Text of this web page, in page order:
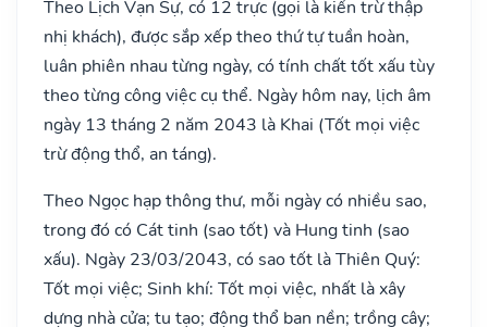
Theo Lịch Vạn Sự, có 12 trực (gọi là kiến trừ thập
nhị khách), được sắp xếp theo thứ tự tuần hoàn,
luân phiên nhau từng ngày, có tính chất tốt xấu tùy
theo từng công việc cụ thể. Ngày hôm nay, lịch âm
ngày 13 tháng 2 năm 2043 là Khai (Tốt mọi việc
trừ động thổ, an táng).
Theo Ngọc hạp thông thư, mỗi ngày có nhiều sao,
trong đó có Cát tinh (sao tốt) và Hung tinh (sao
xấu). Ngày 23/03/2043, có sao tốt là Thiên Quý:
Tốt mọi việc; Sinh khí: Tốt mọi việc, nhất là xây
dựng nhà cửa; tu tạo; động thổ ban nền; trồng cây;